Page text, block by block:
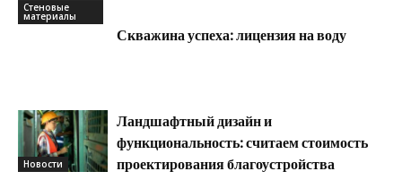
Стеновые
материалы
Скважина успеха: лицензия на воду
Новости
Ландшафтный дизайн и
функциональность: считаем стоимость
проектирования благоустройства